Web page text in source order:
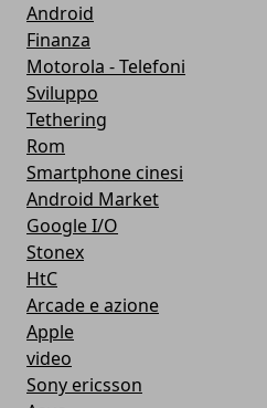
Android
Finanza
Motorola - Telefoni
Sviluppo
Tethering
Rom
Smartphone cinesi
Android Market
Google I/O
Stonex
HtC
Arcade e azione
Apple
video
Sony ericsson